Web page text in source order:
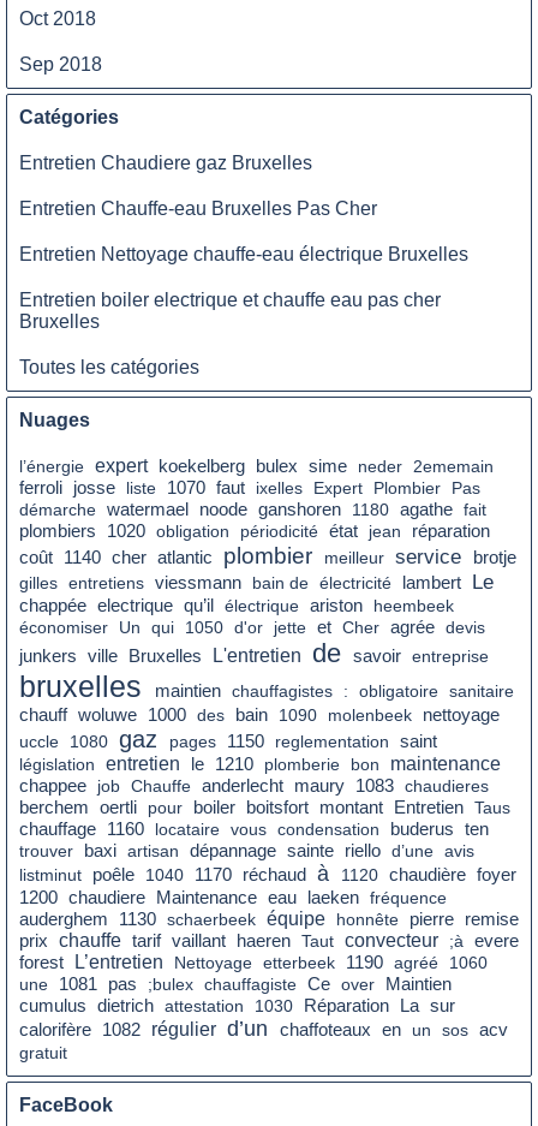
Oct 2018
Sep 2018
Catégories
Entretien Chaudiere gaz Bruxelles
Entretien Chauffe-eau Bruxelles Pas Cher
Entretien Nettoyage chauffe-eau électrique Bruxelles
Entretien boiler electrique et chauffe eau pas cher
Bruxelles
Toutes les catégories
Nuages
l’énergie expert koekelberg bulex sime neder
2ememain
ferroli
josse liste 1070 faut ixelles Expert Plombier
Pas
démarche watermael noode ganshoren 1180 agathe fait
plombiers
1020 obligation périodicité état jean réparation
coût 1140 cher atlantic plombier meilleur service
brotje
gilles entretiens viessmann bain de électricité lambert Le
chappée electrique qu’il électrique ariston
heembeek
économiser
Un qui 1050 d'or jette et Cher agrée devis
junkers
ville Bruxelles L'entretien de savoir entreprise
bruxelles maintien chauffagistes : obligatoire sanitaire
chauff woluwe 1000 des bain 1090 molenbeek nettoyage
uccle 1080 gaz pages 1150 reglementation saint
législation entretien le 1210 plomberie bon maintenance
chappee job Chauffe anderlecht maury 1083 chaudieres
berchem
oertli pour boiler boitsfort montant Entretien Taus
chauffage 1160 locataire vous condensation buderus
ten
trouver
baxi artisan dépannage sainte riello d’une avis
listminut
poêle 1040 1170 réchaud à 1120 chaudière foyer
1200 chaudiere Maintenance eau laeken fréquence
auderghem
1130 schaerbeek équipe honnête pierre
remise
prix chauffe tarif vaillant haeren Taut convecteur ;à
evere
forest
L’entretien Nettoyage etterbeek 1190 agréé
1060
une
1081 pas ;bulex chauffagiste Ce over Maintien
cumulus dietrich attestation 1030 Réparation La sur
calorifère 1082 régulier d’un chaffoteaux en un sos acv
gratuit
FaceBook